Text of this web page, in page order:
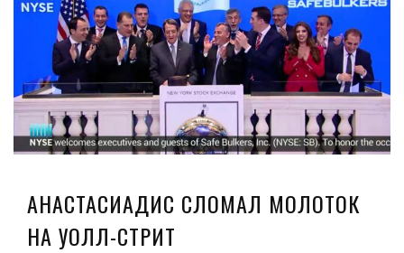
АНАСТАСИАДИС СЛОМАЛ МОЛОТОК
НА УОЛЛ-СТРИТ